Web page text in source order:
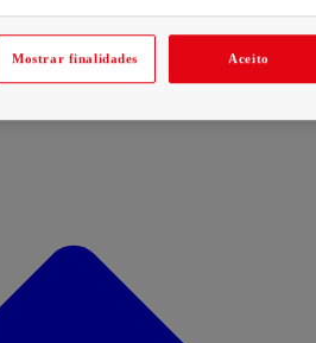
Mostrar finalidades Aceito